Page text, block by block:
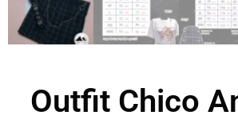
Outfit Chico